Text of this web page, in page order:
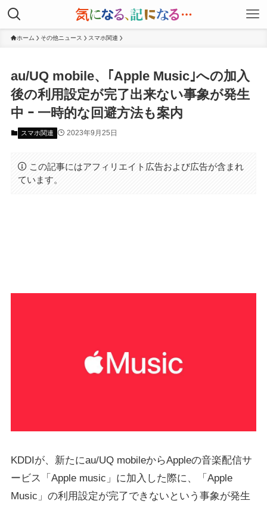
ホーム その他ニュース スマホ関連
au/UQ mobile、｢Apple Music｣への加入
後の利用設定が完了出来ない事象が発生
中 ｰ 一時的な回避方法も案内
スマホ関連 2023年9月25日
この記事にはアフィリエイト広告および広告が含まれ
ています。
KDDIが、新たにau/UQ mobileからAppleの音楽配信サ
ービス「Apple music」に加入した際に、「Apple
Music」の利用設定が完了できないという事象が発生